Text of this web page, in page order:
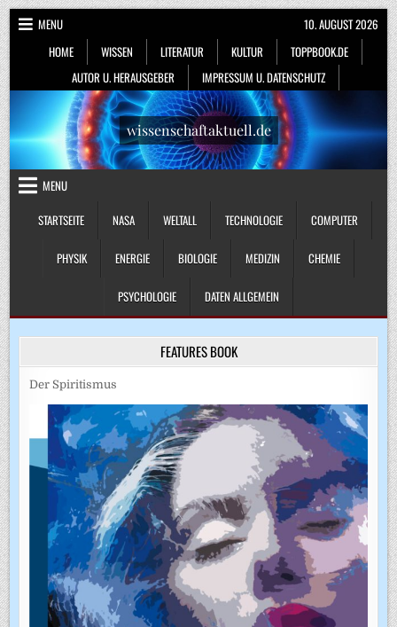
Skip
to
content
MENU
HOME
WISSEN LITERATUR KULTUR
TOPPBOOK.DE
AUTOR U. HERAUSGEBER
IMPRESSUM U. DATENSCHUTZ
10. AUGUST 2026
wissenschaftaktuell.de
MENU
STARTSEITE
NASA WELTALL TECHNOLOGIE COMPUTER
PHYSIK ENERGIE BIOLOGIE MEDIZIN CHEMIE
PSYCHOLOGIE DATEN ALLGEMEIN
FEATURES BOOK
Der Spiritismus